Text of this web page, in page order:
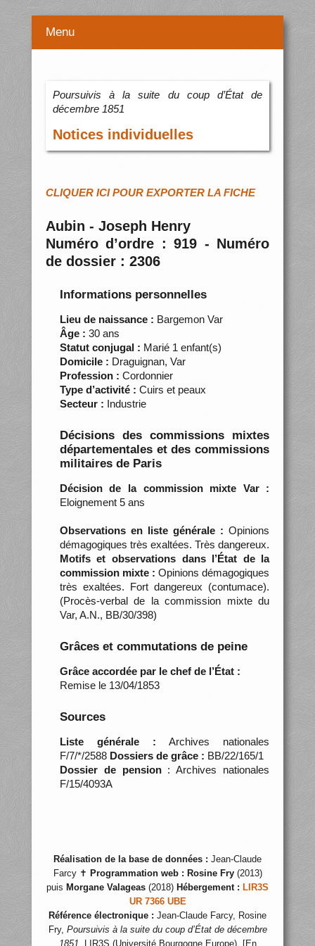
Menu
Poursuivis à la suite du coup d’État de
décembre 1851
Notices individuelles
CLIQUER ICI POUR EXPORTER LA FICHE
Aubin - Joseph Henry
Numéro d’ordre : 919 - Numéro
de dossier : 2306
Informations personnelles
Lieu de naissance : Bargemon Var
Âge : 30 ans
Statut conjugal : Marié 1 enfant(s)
Domicile : Draguignan, Var
Profession : Cordonnier
Type d’activité : Cuirs et peaux
Secteur : Industrie
Décisions des commissions mixtes
départementales et des commissions
militaires de Paris
Décision de la commission mixte Var :
Eloignement 5 ans
Observations en liste générale : Opinions
démagogiques très exaltées. Très dangereux.
Motifs et observations dans l’État de la
commission mixte : Opinions démagogiques
très exaltées. Fort dangereux (contumace).
(Procès-verbal de la commission mixte du
Var, A.N., BB/30/398)
Grâces et commutations de peine
Grâce accordée par le chef de l’État :
Remise le 13/04/1853
Sources
Liste générale : Archives nationales
F/7/*/2588 Dossiers de grâce : BB/22/165/1
Dossier de pension: Archives nationales
F/15/4093A
Réalisation de la base de données : Jean-Claude
Farcy ✝ Programmation web : Rosine Fry(2013)
puis Morgane Valageas (2018) Hébergement : LIR3S
UR 7366 UBE
Référence électronique : Jean-Claude Farcy, Rosine
Fry, Poursuivis à la suite du coup d’État de décembre
1851 , LIR3S (Université Bourgogne Europe), [En